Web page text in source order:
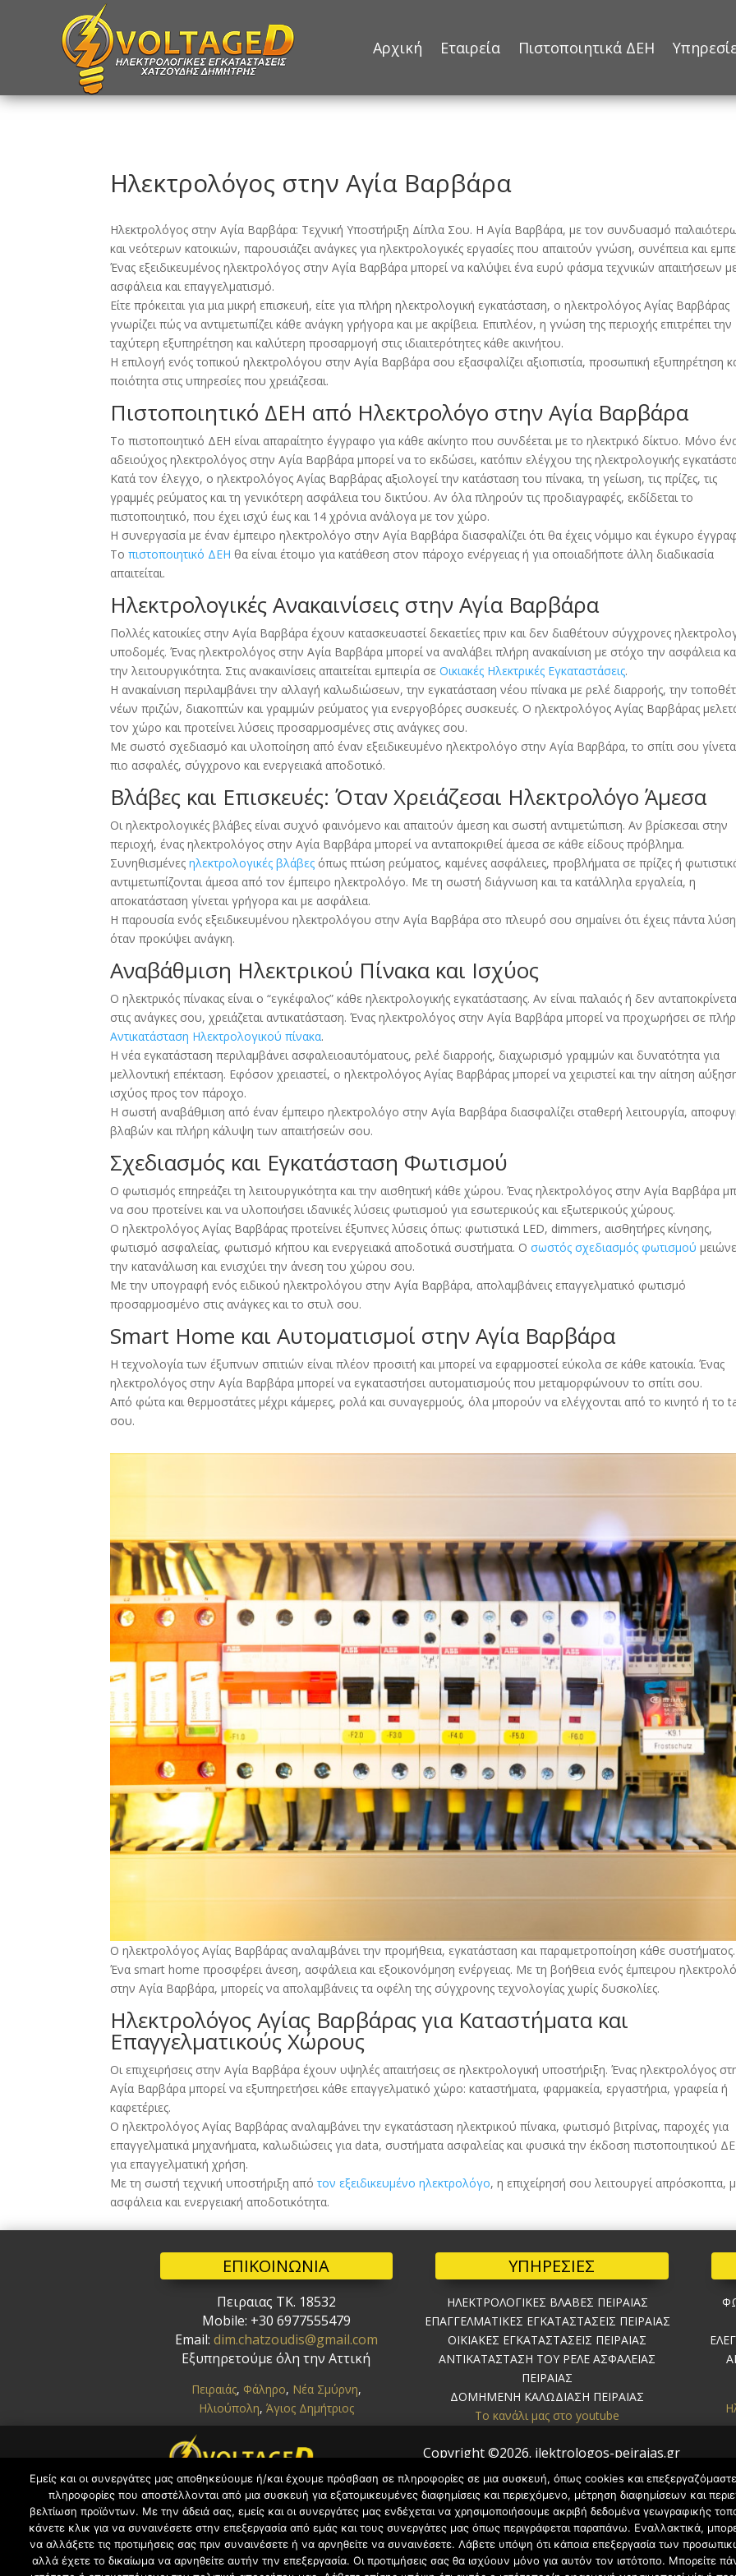
Αρχική Εταιρεία Πιστοποιητικά ΔΕΗ
Ηλεκτρολόγος στην Αγία Βαρβάρα
Ηλεκτρολόγος στην Αγία Βαρβάρα: Τεχνική Υποστήριξη Δίπλα Σου. Η Αγία Βαρβάρα, με τον συνδυασμό
και νεότερων κατοικιών, παρουσιάζει ανάγκες για ηλεκτρολογικές εργασίες που απαιτούν γνώση, συνέπεια και
Ένας εξειδικευμένος ηλεκτρολόγος στην Αγία Βαρβάρα μπορεί να καλύψει ένα ευρύ φάσμα τεχνικών απαιτήσεων
ασφάλεια και επαγγελματισμό.
Είτε πρόκειται για μια μικρή επισκευή, είτε για πλήρη ηλεκτρολογική εγκατάσταση, ο ηλεκτρολόγος Αγίας Βαρβάρας
γνωρίζει πώς να αντιμετωπίζει κάθε ανάγκη γρήγορα και με ακρίβεια. Επιπλέον, η γνώση της περιοχής επιτρέπει την
ταχύτερη εξυπηρέτηση και καλύτερη προσαρμογή στις ιδιαιτερότητες κάθε ακινήτου.
Η επιλογή ενός τοπικού ηλεκτρολόγου στην Αγία Βαρβάρα σου εξασφαλίζει αξιοπιστία, προσωπική εξυπηρέτηση
ποιότητα στις υπηρεσίες που χρειάζεσαι.
Πιστοποιητικό ΔΕΗ από Ηλεκτρολόγο στην Αγία Βαρβάρα
Το πιστοποιητικό ΔΕΗ είναι απαραίτητο έγγραφο για κάθε ακίνητο που συνδέεται με το ηλεκτρικό δίκτυο. Μόνο
αδειούχος ηλεκτρολόγος στην Αγία Βαρβάρα μπορεί να το εκδώσει, κατόπιν ελέγχου της ηλεκτρολογικής
Κατά τον έλεγχο, ο ηλεκτρολόγος Αγίας Βαρβάρας αξιολογεί την κατάσταση του πίνακα, τη γείωση, τις πρίζες, τις
γραμμές ρεύματος και τη γενικότερη ασφάλεια του δικτύου. Αν όλα πληρούν τις προδιαγραφές, εκδίδεται το
πιστοποιητικό, που έχει ισχύ έως και 14 χρόνια ανάλογα με τον χώρο.
Η συνεργασία με έναν έμπειρο ηλεκτρολόγο στην Αγία Βαρβάρα διασφαλίζει ότι θα έχεις νόμιμο και έγκυρο
Τοπιστοποιητικό ΔΕΗ θα είναι έτοιμο για κατάθεση στον πάροχο ενέργειας ή για οποιαδήποτε άλλη διαδικασία
απαιτείται.
Ηλεκτρολογικές Ανακαινίσεις στην Αγία Βαρβάρα
Πολλές κατοικίες στην Αγία Βαρβάρα έχουν κατασκευαστεί δεκαετίες πριν και δεν διαθέτουν σύγχρονες
υποδομές. Ένας ηλεκτρολόγος στην Αγία Βαρβάρα μπορεί να αναλάβει πλήρη ανακαίνιση με στόχο την ασφάλεια
την λειτουργικότητα. Στις ανακαινίσεις απαιτείται εμπειρία σεΟικιακές Ηλεκτρικές Εγκαταστάσεις.
Η ανακαίνιση περιλαμβάνει την αλλαγή καλωδιώσεων, την εγκατάσταση νέου πίνακα με ρελέ διαρροής, την
νέων πριζών, διακοπτών και γραμμών ρεύματος για ενεργοβόρες συσκευές. Ο ηλεκτρολόγος Αγίας Βαρβάρας
τον χώρο και προτείνει λύσεις προσαρμοσμένες στις ανάγκες σου.
Με σωστό σχεδιασμό και υλοποίηση από έναν εξειδικευμένο ηλεκτρολόγο στην Αγία Βαρβάρα, το σπίτι σου
πιο ασφαλές, σύγχρονο και ενεργειακά αποδοτικό.
Βλάβες και Επισκευές: Όταν Χρειάζεσαι Ηλεκτρολόγο Άμεσα
Οι ηλεκτρολογικές βλάβες είναι συχνό φαινόμενο και απαιτούν άμεση και σωστή αντιμετώπιση. Αν βρίσκεσαι στην
περιοχή, ένας ηλεκτρολόγος στην Αγία Βαρβάρα μπορεί να ανταποκριθεί άμεσα σε κάθε είδους πρόβλημα.
Συνηθισμένεςηλεκτρολογικές βλάβες όπως πτώση ρεύματος, καμένες ασφάλειες, προβλήματα σε πρίζες ή
αντιμετωπίζονται άμεσα από τον έμπειρο ηλεκτρολόγο. Με τη σωστή διάγνωση και τα κατάλληλα εργαλεία, η
αποκατάσταση γίνεται γρήγορα και με ασφάλεια.
Η παρουσία ενός εξειδικευμένου ηλεκτρολόγου στην Αγία Βαρβάρα στο πλευρό σου σημαίνει ότι έχεις πάντα
όταν προκύψει ανάγκη.
Αναβάθμιση Ηλεκτρικού Πίνακα και Ισχύος
Ο ηλεκτρικός πίνακας είναι ο “εγκέφαλος” κάθε ηλεκτρολογικής εγκατάστασης. Αν είναι παλαιός ή δεν
στις ανάγκες σου, χρειάζεται αντικατάσταση. Ένας ηλεκτρολόγος στην Αγία Βαρβάρα μπορεί να προχωρήσει σε
Αντικατάσταση Ηλεκτρολογικού πίνακα.
Η νέα εγκατάσταση περιλαμβάνει ασφαλειοαυτόματους, ρελέ διαρροής, διαχωρισμό γραμμών και δυνατότητα για
μελλοντική επέκταση. Εφόσον χρειαστεί, ο ηλεκτρολόγος Αγίας Βαρβάρας μπορεί να χειριστεί και την αίτηση
ισχύος προς τον πάροχο.
Η σωστή αναβάθμιση από έναν έμπειρο ηλεκτρολόγο στην Αγία Βαρβάρα διασφαλίζει σταθερή λειτουργία,
βλαβών και πλήρη κάλυψη των απαιτήσεών σου.
Σχεδιασμός και Εγκατάσταση Φωτισμού
Ο φωτισμός επηρεάζει τη λειτουργικότητα και την αισθητική κάθε χώρου. Ένας ηλεκτρολόγος στην Αγία Βαρβάρα
να σου προτείνει και να υλοποιήσει ιδανικές λύσεις φωτισμού για εσωτερικούς και εξωτερικούς χώρους.
Ο ηλεκτρολόγος Αγίας Βαρβάρας προτείνει έξυπνες λύσεις όπως: φωτιστικά LED, dimmers, αισθητήρες κίνησης,
φωτισμό ασφαλείας, φωτισμό κήπου και ενεργειακά αποδοτικά συστήματα. Οσωστός σχεδιασμός φωτισμού
την κατανάλωση και ενισχύει την άνεση του χώρου σου.
Με την υπογραφή ενός ειδικού ηλεκτρολόγου στην Αγία Βαρβάρα, απολαμβάνεις επαγγελματικό φωτισμό
προσαρμοσμένο στις ανάγκες και το στυλ σου.
Smart Home και Αυτοματισμοί στην Αγία Βαρβάρα
Η τεχνολογία των έξυπνων σπιτιών είναι πλέον προσιτή και μπορεί να εφαρμοστεί εύκολα σε κάθε κατοικία. Ένας
ηλεκτρολόγος στην Αγία Βαρβάρα μπορεί να εγκαταστήσει αυτοματισμούς που μεταμορφώνουν το σπίτι σου.
Από φώτα και θερμοστάτες μέχρι κάμερες, ρολά και συναγερμούς, όλα μπορούν να ελέγχονται από το κινητό ή το
σου.
Ο ηλεκτρολόγος Αγίας Βαρβάρας αναλαμβάνει την προμήθεια, εγκατάσταση και παραμετροποίηση κάθε συστήματος.
Ένα smart home προσφέρει άνεση, ασφάλεια και εξοικονόμηση ενέργειας. Με τη βοήθεια ενός έμπειρου
στην Αγία Βαρβάρα, μπορείς να απολαμβάνεις τα οφέλη της σύγχρονης τεχνολογίας χωρίς δυσκολίες.
Ηλεκτρολόγος Αγίας Βαρβάρας για Καταστήματα και
Επαγγελματικούς Χώρους
Οι επιχειρήσεις στην Αγία Βαρβάρα έχουν υψηλές απαιτήσεις σε ηλεκτρολογική υποστήριξη. Ένας ηλεκτρολόγος
Αγία Βαρβάρα μπορεί να εξυπηρετήσει κάθε επαγγελματικό χώρο: καταστήματα, φαρμακεία, εργαστήρια, γραφεία ή
καφετέριες.
Ο ηλεκτρολόγος Αγίας Βαρβάρας αναλαμβάνει την εγκατάσταση ηλεκτρικού πίνακα, φωτισμό βιτρίνας, παροχές για
επαγγελματικά μηχανήματα, καλωδιώσεις για data, συστήματα ασφαλείας και φυσικά την έκδοση πιστοποιητικού
για επαγγελματική χρήση.
Με τη σωστή τεχνική υποστήριξη απότον εξειδικευμένο ηλεκτρολόγο, η επιχείρησή σου λειτουργεί απρόσκοπτα,
ασφάλεια και ενεργειακή αποδοτικότητα.
ΕΠΙΚΟΙΝΩΝΙΑ
Πειραιας ΤΚ. 18532
Mobile: +30 6977555479
Email: dim.chatzoudis@gmail.com
Εξυπηρετούμεόλη την Αττική
Πειραιάς, Φάληρο, Νέα Σμύρνη,
Ηλιούπολη, Άγιος Δημήτριος
ΥΠΗΡΕΣΙΕΣ
ΗΛΕΚΤΡΟΛΟΓΙΚΕΣ ΒΛΑΒΕΣ ΠΕΙΡΑΙΑΣ
ΕΠΑΓΓΕΛΜΑΤΙΚΕΣ ΕΓΚΑΤΑΣΤΑΣΕΙΣ ΠΕΙΡΑΙΑΣ
ΟΙΚΙΑΚΕΣ ΕΓΚΑΤΑΣΤΑΣΕΙΣ ΠΕΙΡΑΙΑΣ
ΑΝΤΙΚΑΤΑΣΤΑΣΗ ΤΟΥ ΡΕΛΕ ΑΣΦΑΛΕΙΑΣ
ΠΕΙΡΑΙΑΣ
ΔΟΜΗΜΕΝΗ ΚΑΛΩΔΙΑΣΗ ΠΕΙΡΑΙΑΣ
Το κανάλι μας στο youtube
Copyright ©2026. ilektrologos-peiraias.gr
All rights reserved.
Εμείς και οι συνεργάτες μας αποθηκεύουμε ή/και έχουμε πρόσβαση σε πληροφορίες σε μια συσκευή, όπως cookies και
πληροφορίες που αποστέλλονται από μια συσκευή για εξατομικευμένες διαφημίσεις και περιεχόμενο, μέτρηση διαφημίσεων και
βελτίωση προϊόντων. Με την άδειά σας, εμείς και οι συνεργάτες μας ενδέχεται να χρησιμοποιήσουμε ακριβή δεδομένα γεωγραφικής
κάνετε κλικ για να συναινέσετε στην επεξεργασία από εμάς και τους συνεργάτες μας όπως περιγράφεται παραπάνω. Εναλλακτικά,
να αλλάξετε τις προτιμήσεις σας πριν συναινέσετε ή να αρνηθείτε να συναινέσετε. Λάβετε υπόψη ότι κάποια επεξεργασία των
αλλά έχετε το δικαίωμα να αρνηθείτε αυτήν την επεξεργασία. Οι προτιμήσεις σας θα ισχύουν μόνο για αυτόν τον ιστότοπο. Μπορείτε